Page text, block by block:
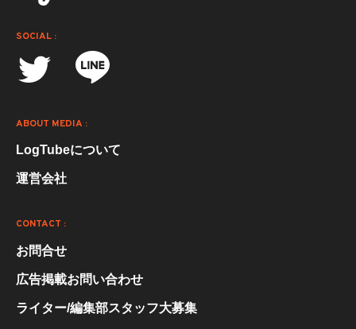
SOCIAL :
ABOUT MEDIA :
LogTubeについて
運営会社
CONTACT :
お問合せ
広告掲載お問い合わせ
ライター/編集部スタッフ大募集